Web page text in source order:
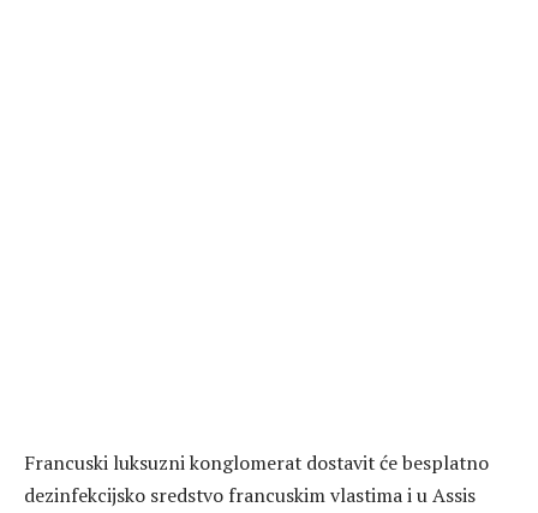
Francuski luksuzni konglomerat dostavit će besplatno
dezinfekcijsko sredstvo francuskim vlastima i u Assis